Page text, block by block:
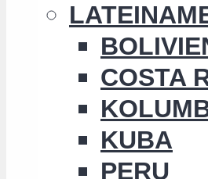
COSTA
KUBA
PERU